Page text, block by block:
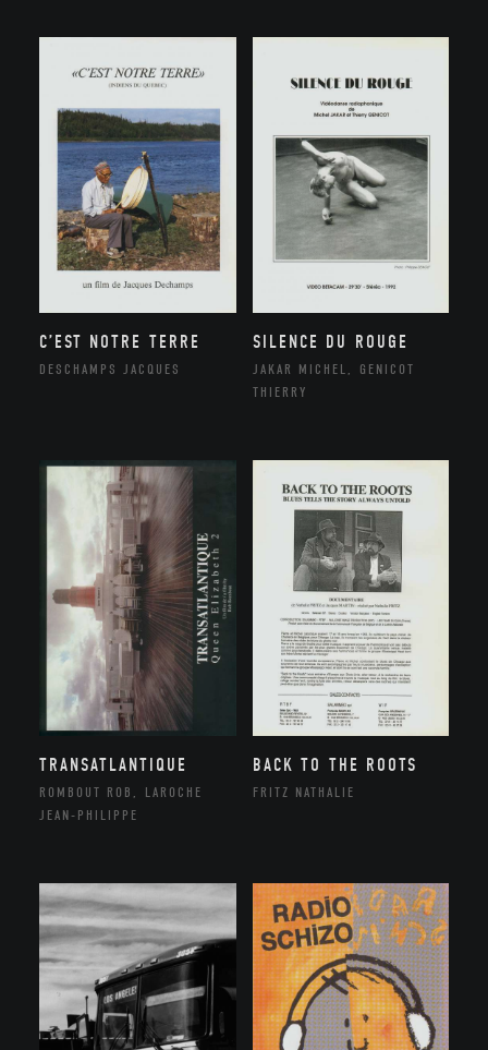
C’EST NOTRE TERRE
DESCHAMPS JACQUES
SILENCE DU ROUGE
JAKAR MICHEL, GENICOT
THIERRY
TRANSATLANTIQUE
ROMBOUT ROB, LAROCHE
JEAN-PHILIPPE
BACK TO THE ROOTS
FRITZ NATHALIE